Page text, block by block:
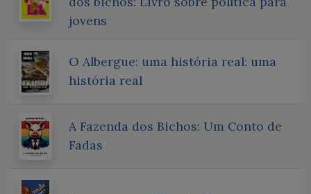
jovens
O Albergue: uma história real: uma
história real
A Fazenda dos Bichos: Um Conto de
Fadas